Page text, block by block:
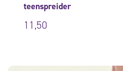
teenspreider
11,50